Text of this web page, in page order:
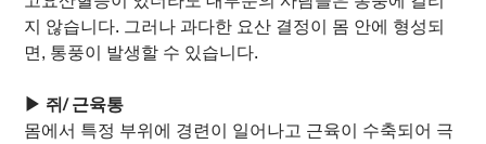
지 않습니다. 그러나 과다한 요산 결정이 몸 안에 형성되
면, 통풍이 발생할 수 있습니다.
▶ 쥐/ 근육통
몸에서 특정 부위에 경련이 일어나고 근육이 수축되어 극